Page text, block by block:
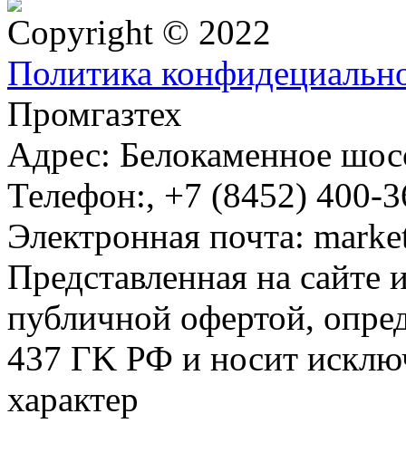
Copyright © 2022
Политика
Промгазтех
Адрес: Белокаменное
Телефон:, +7 (8452) 400-
Электронная почта:
Представленная на сайте
публичной офертой,
437 ГK РФ и носит
характер